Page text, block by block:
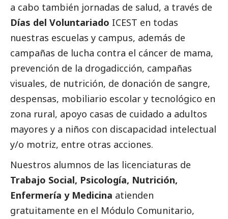
a cabo también jornadas de salud, a través de
Días del Voluntariado ICEST en todas
nuestras escuelas y campus, además de
campañas de lucha contra el cáncer de mama,
prevención de la drogadicción, campañas
visuales, de nutrición, de donación de sangre,
despensas, mobiliario escolar y tecnológico en
zona rural, apoyo casas de cuidado a adultos
mayores y a niños con discapacidad intelectual
y/o motriz, entre otras acciones.
Nuestros alumnos de las licenciaturas de
Trabajo Social, Psicología, Nutrición,
Enfermería y Medicina atienden
gratuitamente en el Módulo Comunitario,